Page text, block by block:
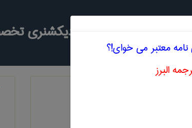
جستجو در دیکشنری
معتبر می خوای!؟
البرز